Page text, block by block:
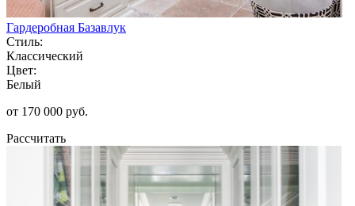
Гардеробная Базавлук
Стиль:
Классический
Цвет:
Белый
от 170 000 руб.
Рассчитать